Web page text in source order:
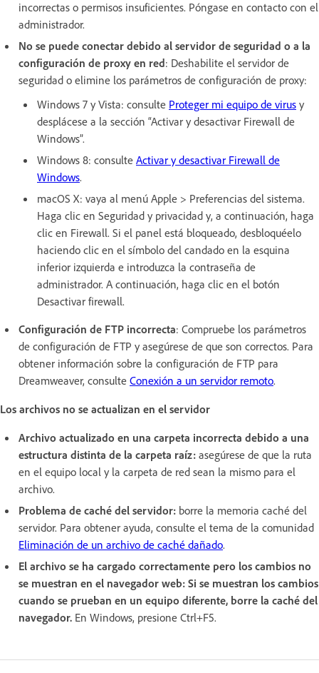
incorrectas o permisos insuficientes. Póngase en contacto con el
administrador.
No se puede conectar debido al servidor de seguridad o a la
configuración de proxy en red: Deshabilite el servidor de
seguridad o elimine los parámetros de configuración de proxy:
Windows 7 y Vista: consulte Proteger mi equipo de virus y
desplácese a la sección “Activar y desactivar Firewall de
Windows”.
Windows 8: consulte Activar y desactivar Firewall de
Windows.
macOS X: vaya al menú Apple > Preferencias del sistema.
Haga clic en Seguridad y privacidad y, a continuación, haga
clic en Firewall. Si el panel está bloqueado, desbloquéelo
haciendo clic en el símbolo del candado en la esquina
inferior izquierda e introduzca la contraseña de
administrador. A continuación, haga clic en el botón
Desactivar firewall.
Configuración de FTP incorrecta: Compruebe los parámetros
de configuración de FTP y asegúrese de que son correctos. Para
obtener información sobre la configuración de FTP para
Dreamweaver, consulte Conexión a un servidor remoto.
Los archivos no se actualizan en el servidor
Archivo actualizado en una carpeta incorrecta debido a una
estructura distinta de la carpeta raíz: asegúrese de que la ruta
en el equipo local y la carpeta de red sean la mismo para el
archivo.
Problema de caché del servidor: borre la memoria caché del
servidor. Para obtener ayuda, consulte el tema de la comunidad
Eliminación de un archivo de caché dañado.
El archivo se ha cargado correctamente pero los cambios no
se muestran en el navegador web: Si se muestran los cambios
cuando se prueban en un equipo diferente, borre la caché del
navegador. En Windows, presione Ctrl+F5.